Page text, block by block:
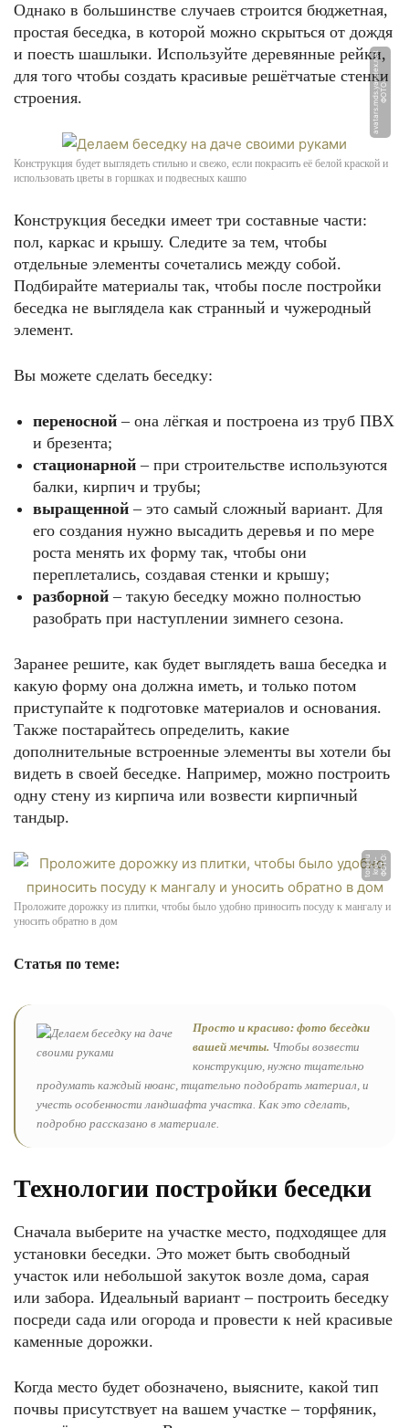
Однако в большинстве случаев строится бюджетная,
простая беседка, в которой можно скрыться от дождя
и поесть шашлыки. Используйте деревянные рейки,
для того чтобы создать красивые решётчатые стенки
строения.
Ф
О
Т
О:
a
v
a
t
a
r
s.
m
d
s.
y
a
n
d
e
x.
n
e
t
Конструкция будет выглядеть стильно и свежо, если покрасить её белой краской и
использовать цветы в горшках и подвесных кашпо
Конструкция беседки имеет три составные части:
пол, каркас и крышу. Следите за тем, чтобы
отдельные элементы сочетались между собой.
Подбирайте материалы так, чтобы после постройки
беседка не выглядела как странный и чужеродный
элемент.
Вы можете сделать беседку:
переносной – она лёгкая и построена из труб ПВХ
и брезента;
стационарной – при строительстве используются
балки, кирпич и трубы;
выращенной – это самый сложный вариант. Для
его создания нужно высадить деревья и по мере
роста менять их форму так, чтобы они
переплетались, создавая стенки и крышу;
разборной – такую беседку можно полностью
разобрать при наступлении зимнего сезона.
Заранее решите, как будет выглядеть ваша беседка и
какую форму она должна иметь, и только потом
приступайте к подготовке материалов и основания.
Также постарайтесь определить, какие
дополнительные встроенные элементы вы хотели бы
видеть в своей беседке. Например, можно построить
одну стену из кирпича или возвести кирпичный
тандыр.
Ф
О
Т
О:
k
r
o
v
-t
o
r
g.
r
u
Проложите дорожку из плитки, чтобы было удобно приносить посуду к мангалу и
уносить обратно в дом
Статья по теме:
Просто и красиво: фото беседки
вашей мечты. Чтобы возвести
конструкцию, нужно тщательно
продумать каждый нюанс, тщательно подобрать материал, и
учесть особенности ландшафта участка. Как это сделать,
подробно рассказано в материале.
Технологии постройки беседки
Сначала выберите на участке место, подходящее для
установки беседки. Это может быть свободный
участок или небольшой закуток возле дома, сарая
или забора. Идеальный вариант – построить беседку
посреди сада или огорода и провести к ней красивые
каменные дорожки.
Когда место будет обозначено, выясните, какой тип
почвы присутствует на вашем участке – торфяник,